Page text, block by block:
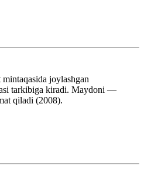
joylashgan
tarkibiga kiradi. Maydoni —
qiladi (2008).